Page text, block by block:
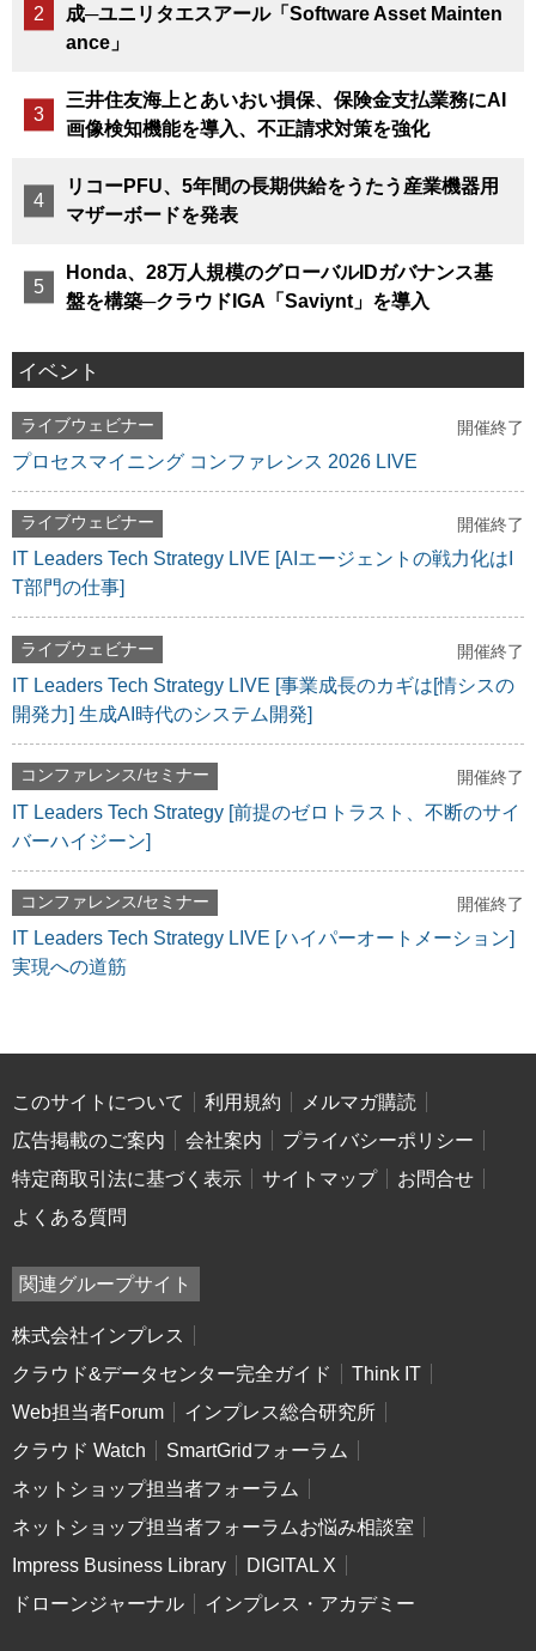
成─ユニリタエスアール「Software Asset Mainten
ance」
三井住友海上とあいおい損保、保険金支払業務にAI
画像検知機能を導入、不正請求対策を強化
リコーPFU、5年間の長期供給をうたう産業機器用
マザーボードを発表
Honda、28万人規模のグローバルIDガバナンス基
盤を構築─クラウドIGA「Saviynt」を導入
イベント
ライブウェビナー 開催終了
プロセスマイニング コンファレンス 2026 LIVE
ライブウェビナー 開催終了
IT Leaders Tech Strategy LIVE [AIエージェントの戦力化はI
T部門の仕事]
ライブウェビナー 開催終了
IT Leaders Tech Strategy LIVE [事業成長のカギは[情シスの
開発力] 生成AI時代のシステム開発]
コンファレンス/セミナー 開催終了
IT Leaders Tech Strategy [前提のゼロトラスト、不断のサイ
バーハイジーン]
コンファレンス/セミナー 開催終了
IT Leaders Tech Strategy LIVE [ハイパーオートメーション]
実現への道筋
このサイトについて 利用規約
メルマガ購読
広告掲載のご案内
会社案内
プライバシーポリシー
特定商取引法に基づく表示
サイトマップ
お問合せ
よくある質問
関連グループサイト
株式会社インプレス
クラウド&データセンター完全ガイド
Think IT
Web担当者Forum
インプレス総合研究所
クラウド Watch
SmartGridフォーラム
ネットショップ担当者フォーラム
ネットショップ担当者フォーラムお悩み相談室
Impress Business Library
DIGITAL X
ドローンジャーナル
インプレス・アカデミー